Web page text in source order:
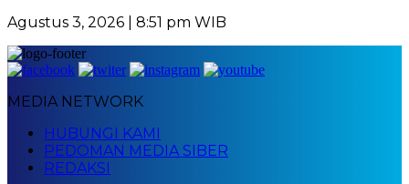
Agustus 3, 2026 | 8:51 pm WIB
MEDIA NETWORK
HUBUNGI KAMI
PEDOMAN MEDIA SIBER
REDAKSI